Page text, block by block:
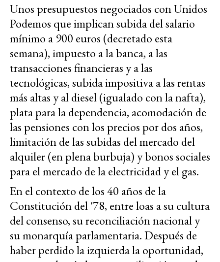
Unos presupuestos negociados con Unidos
Podemos que implican subida del salario
mínimo a 900 euros (decretado esta
semana), impuesto a la banca, a las
transacciones financieras y a las
tecnológicas, subida impositiva a las rentas
más altas y al diesel (igualado con la nafta),
plata para la dependencia, acomodación de
las pensiones con los precios por dos años,
limitación de las subidas del mercado del
alquiler (en plena burbuja) y bonos sociales
para el mercado de la electricidad y el gas.
En el contexto de los 40 años de la
Constitución del '78, entre loas a su cultura
del consenso, su reconciliación nacional y
su monarquía parlamentaria. Después de
haber perdido la izquierda la oportunidad,